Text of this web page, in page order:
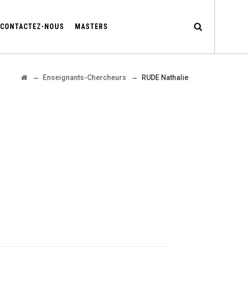
CONTACTEZ-NOUS MASTERS
→ Enseignants-Chercheurs → RUDE Nathalie